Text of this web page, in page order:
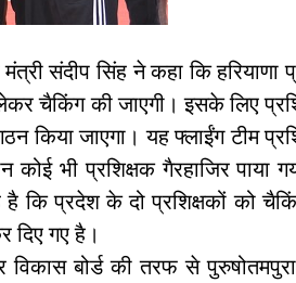
संदीप सिंह ने कहा कि हरियाणा
चैकिंग की जाएगी। इसके लिए
किया जाएगा। यह फ्लाईंग टीम
भी प्रशिक्षक गैरहाजिर पाया
कि प्रदेश के दो प्रशिक्षकों को
दिए गए है।
बोर्ड की तरफ से